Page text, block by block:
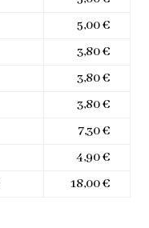
5,00 €
3,80 €
3,80 €
3,80 €
7,30 €
4,90 €
18,00 €